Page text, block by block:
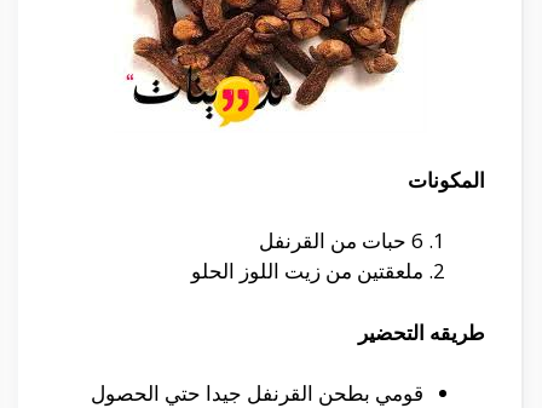
المكونات
6 حبات من القرنفل
ملعقتين من زيت اللوز الحلو
طريقه التحضير
قومي بطحن القرنفل جيدا حتي الحصول